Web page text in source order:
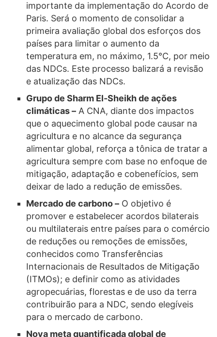
importante da implementação do Acordo de
Paris. Será o momento de consolidar a
primeira avaliação global dos esforços dos
países para limitar o aumento da
temperatura em, no máximo, 1.5°C, por meio
das NDCs. Este processo balizará a revisão
e atualização das NDCs.
Grupo de Sharm El-Sheikh de ações
climáticas –A CNA, diante dos impactos
que o aquecimento global pode causar na
agricultura e no alcance da segurança
alimentar global, reforça a tônica de tratar a
agricultura sempre com base no enfoque de
mitigação, adaptação e cobenefícios, sem
deixar de lado a redução de emissões.
Mercado de carbono –O objetivo é
promover e estabelecer acordos bilaterais
ou multilaterais entre países para o comércio
de reduções ou remoções de emissões,
conhecidos como Transferências
Internacionais de Resultados de Mitigação
(ITMOs); e definir como as atividades
agropecuárias, florestas e de uso da terra
contribuirão para a NDC, sendo elegíveis
para o mercado de carbono.
Nova meta quantificada global de